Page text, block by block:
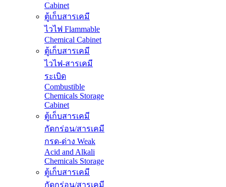
Cabinet
ตู้เก็บสารเคมี
ไวไฟ Flammable
Chemical Cabinet
ตู้เก็บสารเคมี
ไวไฟ-สารเคมี
ระเบิด
Combustible
Chemicals Storage
Cabinet
ตู้เก็บสารเคมี
กัดกร่อน/สารเคมี
กรด-ด่าง Weak
Acid and Alkali
Chemicals Storage
ตู้เก็บสารเคมี
กัดกร่อน/สารเคมี